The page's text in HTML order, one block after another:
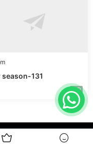
131
VIP
:粤ICP备15022994号